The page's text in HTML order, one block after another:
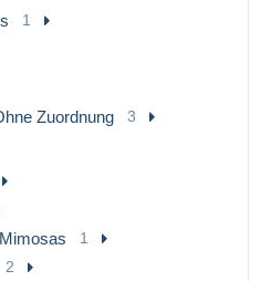
1
Zuordnung 3
1
2